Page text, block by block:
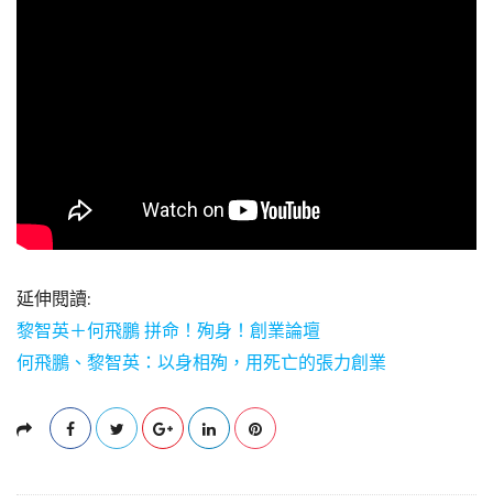
延伸閱讀:
黎智英＋何飛鵬 拼命！殉身！創業論壇
何飛鵬、黎智英：以身相殉，用死亡的張力創業